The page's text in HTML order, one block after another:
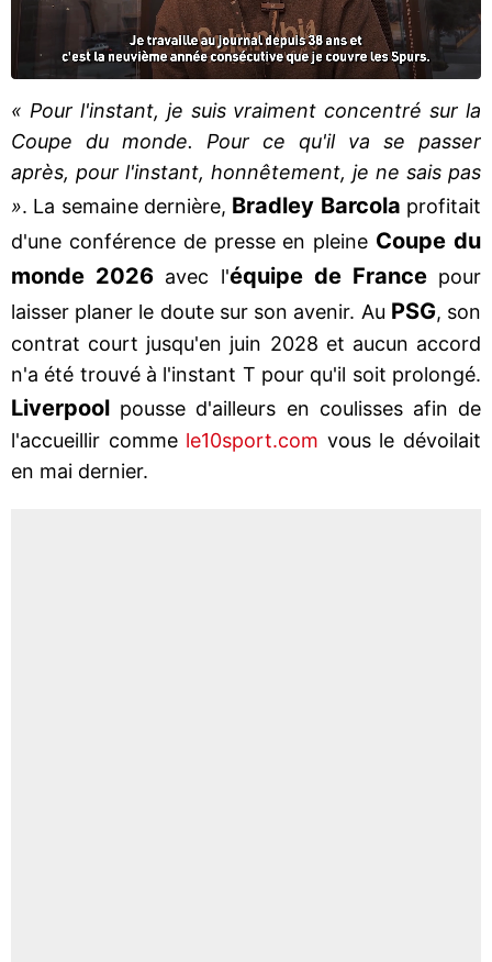
« Pour l'instant, je suis vraiment concentré sur la
Coupe du monde. Pour ce qu'il va se passer
après, pour l'instant, honnêtement, je ne sais pas
». La semaine dernière, Bradley Barcola profitait
d'une conférence de presse en pleine Coupe du
monde 2026 avec l'équipe de France pour
laisser planer le doute sur son avenir. Au PSG, son
contrat court jusqu'en juin 2028 et aucun accord
n'a été trouvé à l'instant T pour qu'il soit prolongé.
Liverpool pousse d'ailleurs en coulisses afin de
l'accueillir comme le10sport.com vous le dévoilait
en mai dernier.